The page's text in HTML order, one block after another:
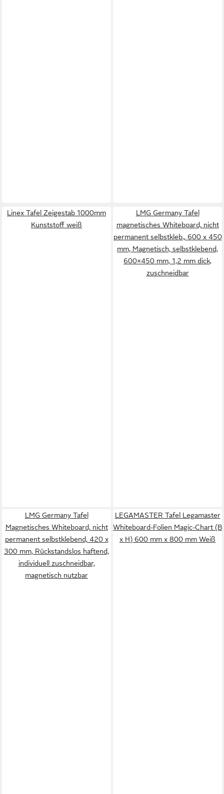
Linex Tafel Zeigestab 1000mm
Kunststoff weiß
LMG Germany Tafel
magnetisches Whiteboard, nicht
permanent selbstkleb., 600 x 450
mm, Magnetisch, selbstklebend,
600×450 mm, 1,2 mm dick,
zuschneidbar
LMG Germany Tafel
Magnetisches Whiteboard, nicht
permanent selbstklebend, 420 x
300 mm, Rückstandslos haftend,
individuell zuschneidbar,
magnetisch nutzbar
LEGAMASTER Tafel Legamaster
Whiteboard-Folien Magic-Chart (B
x H) 600 mm x 800 mm Weiß